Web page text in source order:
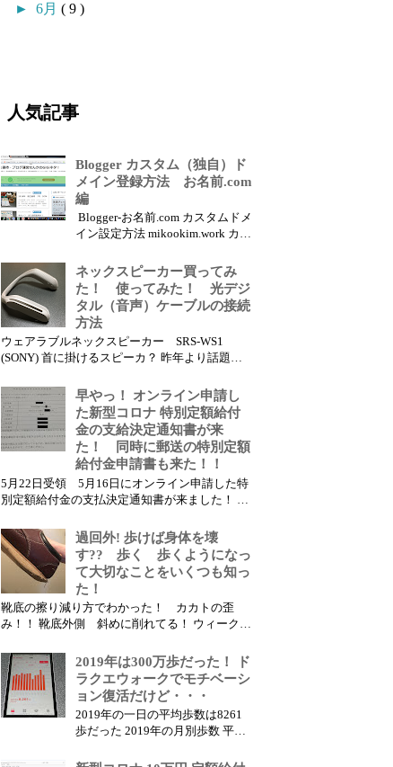
► 6月 ( 9 )
人気記事
Blogger カスタム（独自）ド
メイン登録方法 お名前.com
編
Blogger-お名前.com カスタムドメ
イン設定方法 mikookim.work カス
こでは、Google Blogger(ブロガ
ー)に、お名前.comからカスタム
ドメインを取得した場合のDNS関
連の設定方法について紹介しま
す。...
ネックスピーカー買ってみ
た！ 使ってみた！ 光デジ
タル（音声）ケーブルの接続
方法
ウェアラブルネックスピーカー SRS-WS1
(SONY) 首に掛けるスピーカ？ 昨年より話題を
で買ってみました。 現時点では、税込、送料込
で2万円を少し超える価格帯が最安値のようで
す。 何故興味を持...
早やっ！ オンライン申請し
た新型コロナ 特別定額給付
金の支給決定通知書が来
た！ 同時に郵送の特別定額
給付金申請書も来た！！
5月22日受領 5月16日にオンライン申請した特
別定額給付金の支払決定通知書が来ました！ 定
ン申請して一週間で支払決定通知書が届きまし
た！ この早さ、ちょっと意外でした！ オンライ
ン申請フォームに関してはち...
過回外! 歩けば身体を壊
す?? 歩く 歩くようになっ
て大切なことをいくつも知っ
た！
靴底の擦り減り方でわかった！ カカトの歪
み！！ 靴底外側 斜めに削れてる！ ウィークデ
ました。 それなりに歩くのにも慣れてきまし
た。 しかし、最近 右膝の痛み等あり、この原
因が気になっていまし...
2019年は300万歩だった！ ド
ラクエウォークでモチベーシ
ョン復活だけど・・・
2019年の一日の平均歩数は8261
歩だった 2019年の月別歩数 平均
と、、、 8261歩 x 365日＝